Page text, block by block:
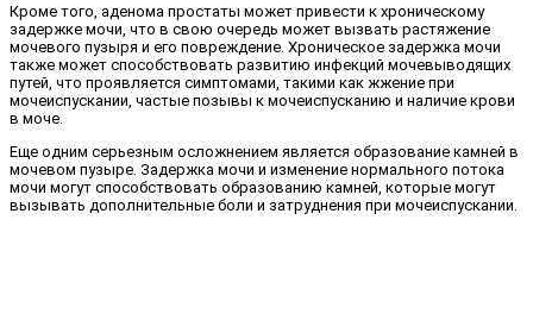
Кроме того, аденома простаты может привести к хроническому
задержке мочи, что в свою очередь может вызвать растяжение
мочевого пузыря и его повреждение. Хроническое задержка мочи
также может способствовать развитию инфекций мочевыводящих
путей, что проявляется симптомами, такими как жжение при
мочеиспускании, частые позывы к мочеиспусканию и наличие крови
в моче.
Еще одним серьезным осложнением является образование камней в
мочевом пузыре. Задержка мочи и изменение нормального потока
мочи могут способствовать образованию камней, которые могут
вызывать дополнительные боли и затруднения при мочеиспускании.